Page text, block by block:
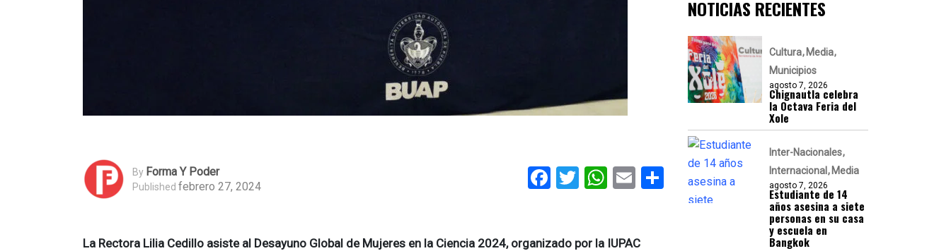
By Forma Y Poder
Published febrero 27, 2024 Facebook
Twitter
WhatsApp
EmailCompartir
La Rectora Lilia Cedillo asiste al Desayuno Global de Mujeres en la Ciencia 2024, organizado por la IUPAC
NOTICIAS RECIENTES
Cultura Media
Municipios
agosto 7, 2026
Chignautla celebra
la Octava Feria del
Xole
Inter-Nacionales
Internacional
Media
agosto 7, 2026
Estudiante de 14
años asesina a siete
personas en su casa
y escuela en
Bangkok